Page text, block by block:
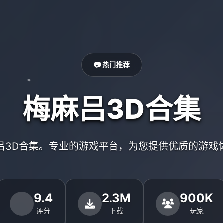
📷 热门推荐
梅麻吕3D合集
3D合集。专业的游戏平台，为您提供优质的游戏
9.4
评分
2.3M
下载
900K
玩家